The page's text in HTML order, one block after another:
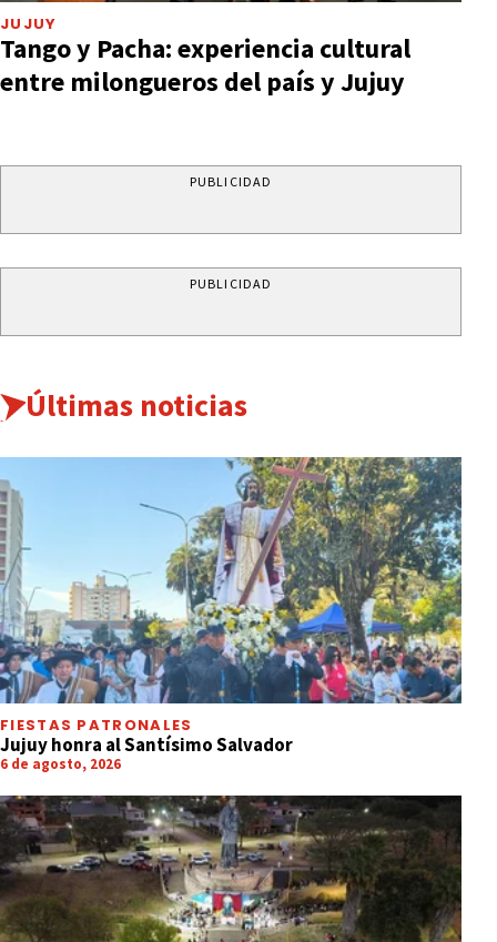
JUJUY
Tango y Pacha: experiencia cultural
entre milongueros del país y Jujuy
PUBLICIDAD
PUBLICIDAD
Últimas noticias
FIESTAS PATRONALES
Jujuy honra al Santísimo Salvador
6 de agosto, 2026